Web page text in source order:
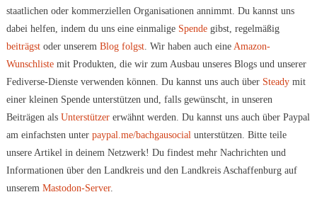
staatlichen oder kommerziellen Organisationen annimmt. Du kannst uns
dabei helfen, indem du uns eine einmalige Spendegibst, regelmäßig
beiträgstoder unserem Blog folgst. Wir haben auch eine Amazon-
Wunschlistemit Produkten, die wir zum Ausbau unseres Blogs und unserer
Fediverse-Dienste verwenden können. Du kannst uns auch über Steadymit
einer kleinen Spende unterstützen und, falls gewünscht, in unseren
Beiträgen als Unterstützererwähnt werden. Du kannst uns auch über Paypal
am einfachsten unter paypal.me/bachgausocialunterstützen. Bitte teile
unsere Artikel in deinem Netzwerk! Du findest mehr Nachrichten und
Informationen über den Landkreis und den Landkreis Aschaffenburg auf
unserem Mastodon-Server.